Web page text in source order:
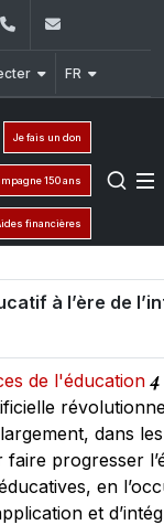
+961 (1) 421 617
FR
Je fais un don
150 ans
financières
à l’ère de
de l'éducation4
dans
progresser
en
et